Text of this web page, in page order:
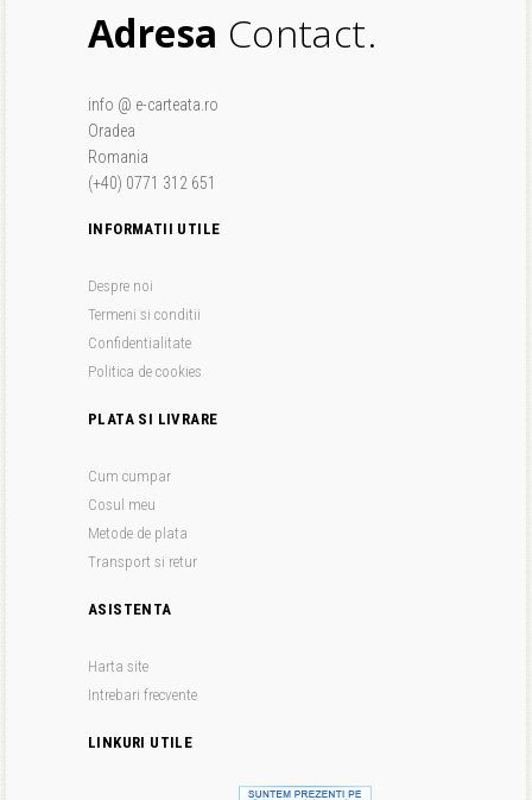
Adresa Contact.
info @ e-carteata.ro
Oradea
Romania
(+40) 0771 312 651
INFORMATII UTILE
Despre noi
Termeni si conditii
Confidentialitate
Politica de cookies
PLATA SI LIVRARE
Cum cumpar
Cosul meu
Metode de plata
Transport si retur
ASISTENTA
Harta site
Intrebari frecvente
LINKURI UTILE